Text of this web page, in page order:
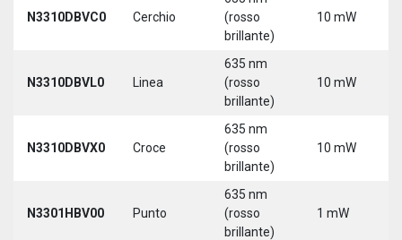
N3310DBVC0 Cerchio
(rosso
brillante)
10 mW
N3310DBVL0 Linea
635 nm
(rosso
brillante)
10 mW
N3310DBVX0 Croce
635 nm
(rosso
brillante)
10 mW
N3301HBV00 Punto
635 nm
(rosso
brillante)
1 mW